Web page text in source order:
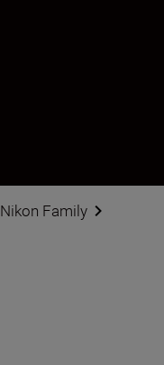
Nikon Family